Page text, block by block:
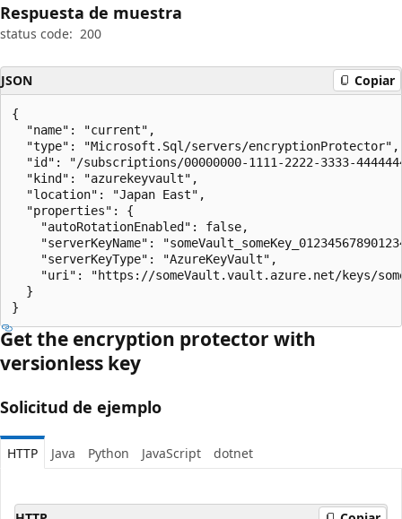
Respuesta de muestra
status code: 200
JSON Copiar
{
  "name": "current",
  "type": "Microsoft.Sql/servers/encryptionProtector",
"id": "/subscriptions/00000000-1111-2222-3333-
  "kind": "azurekeyvault",
  "location": "Japan East",
  "properties": {
    "autoRotationEnabled": false,
"serverKeyName":
    "serverKeyType": "AzureKeyVault",
"uri": "https://someVault.vault.azure.net/keys/
  }
}
Get the encryption protector with
versionless key
Solicitud de ejemplo
HTTP Java Python JavaScript dotnet